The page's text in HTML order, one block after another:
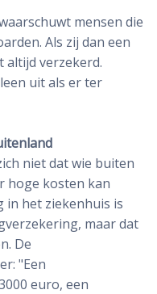
mensen die
Als zij dan een
altijd verzekerd.
uit als er ter
niet dat wie buiten
hoge kosten kan
in het ziekenhuis is
maar dat
De
"Een
euro, een